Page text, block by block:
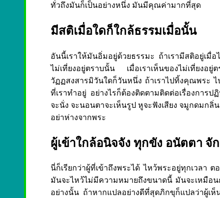
ทั่วถึงมันก็เป็นอย่างหนึ่ง มันมีคุณค่ามากที่สุด
มีสติเมื่อใดก็ใกล้ธรรมเมื่อนั้น
อันนี้เราให้มันอิ่มอยู่ด้วยธรรมะ ถ้าเรามีสติอยู่เมื่อ
ไม่เที่ยงอยู่ตราบนั้น เมื่อเราเห็นของไม่เที่ยงอยู่
วัฏฏสงสารมิวันใดก็วันหนึ่ง ถ้าเราไปทิ้งคุณพระ
ที่เราทำอยู่ อย่างไรก็ต้องติดตามติดต่อเรื่องการป
จะนั่ง จะนอนตาจะเห็นรูป หูจะฟังเสียง จมูกดมก
อย่าห่างจากพระ
ผู้เข้าใกล้อนิจจัง ทุกขัง อนัตตา จั
นี่ก็เรียกว่าผู้ที่เข้าถึงพระได้ ไหว้พระอยู่ทุกเวลา
มันจะไหว้ไม่มีความหมายถึงขนาดนี้ มันจะเหมือ
อย่างนั้น ถ้าหากแปลอย่างดีที่สุดภิกขุก็แปลว่าผู้เ